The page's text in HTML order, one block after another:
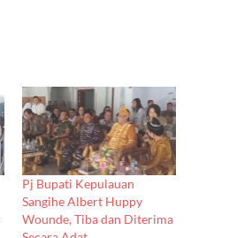
Pj Bupati Kepulauan
Sangihe Albert Huppy
Wounde, Tiba dan Diterima